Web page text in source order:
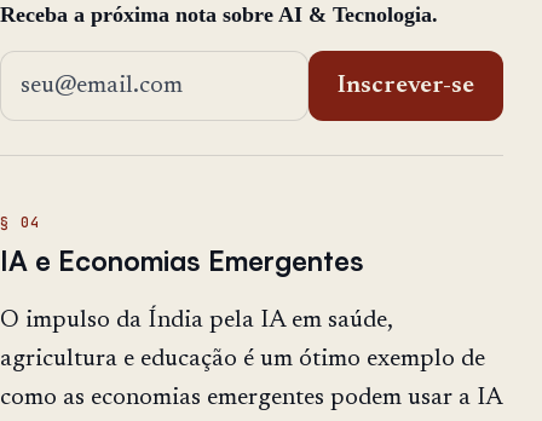
Receba a próxima nota sobre AI & Tecnologia.
Endereço de email
Inscrever-se
IA e Economias Emergentes
O impulso da Índia pela IA em saúde,
agricultura e educação é um ótimo exemplo de
como as economias emergentes podem usar a IA